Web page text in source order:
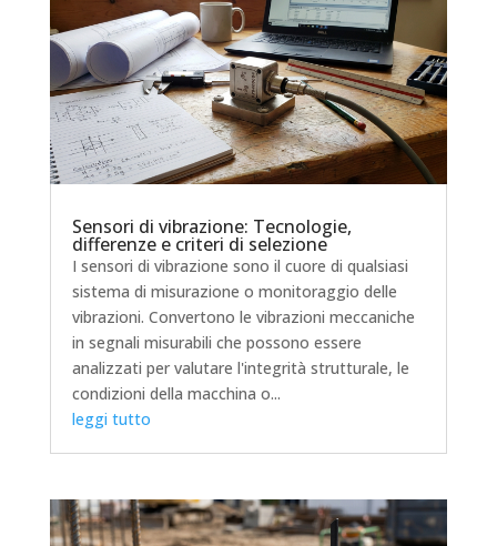
Sensori di vibrazione: Tecnologie,
differenze e criteri di selezione
I sensori di vibrazione sono il cuore di qualsiasi
sistema di misurazione o monitoraggio delle
vibrazioni. Convertono le vibrazioni meccaniche
in segnali misurabili che possono essere
analizzati per valutare l'integrità strutturale, le
condizioni della macchina o...
leggi tutto